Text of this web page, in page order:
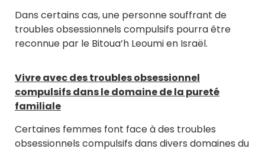
Dans certains cas, une personne souffrant de
troubles obsessionnels compulsifs pourra être
reconnue par le Bitoua’h Leoumi en Israël.
Vivre avec des troubles obsessionnel
compulsifs dans le domaine de la pureté
familiale
Certaines femmes font face à des troubles
obsessionnels compulsifs dans divers domaines du